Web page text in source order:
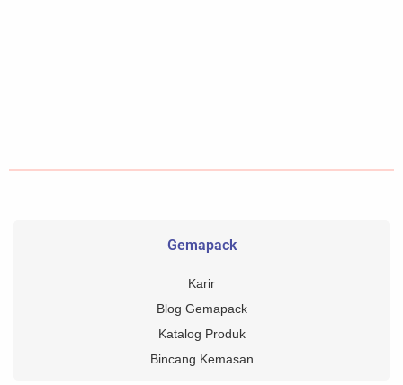
Gemapack
Karir
Blog Gemapack
Katalog Produk
Bincang Kemasan